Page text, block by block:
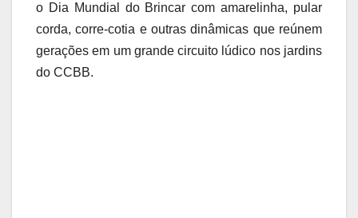
o Dia Mundial do Brincar com amarelinha, pular
corda, corre-cotia e outras dinâmicas que reúnem
gerações em um grande circuito lúdico nos jardins
do CCBB.